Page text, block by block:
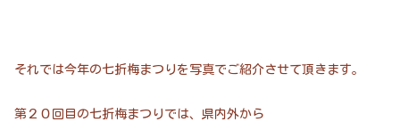
それでは今年の七折梅まつりを写真でご紹介させて頂きます。
第２０回目の七折梅まつりでは、県内外から